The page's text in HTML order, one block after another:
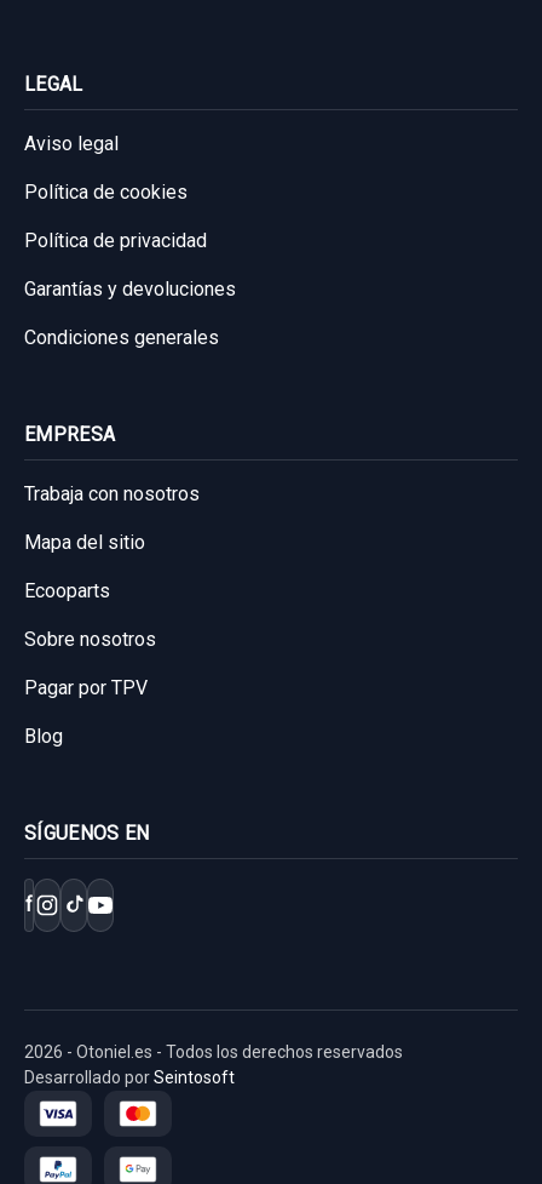
LEGAL
Aviso legal
Política de cookies
Política de privacidad
Garantías y devoluciones
Condiciones generales
EMPRESA
Trabaja con nosotros
Mapa del sitio
Ecooparts
Sobre nosotros
Pagar por TPV
Blog
SÍGUENOS EN
f
2026 - Otoniel.es - Todos los derechos reservados
Desarrollado porSeintosoft